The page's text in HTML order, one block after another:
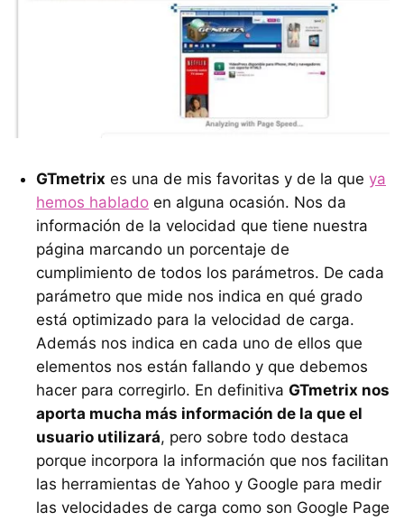
GTmetrix es una de mis favoritas y de la que ya
hemos hablado en alguna ocasión. Nos da
información de la velocidad que tiene nuestra
página marcando un porcentaje de
cumplimiento de todos los parámetros. De cada
parámetro que mide nos indica en qué grado
está optimizado para la velocidad de carga.
Además nos indica en cada uno de ellos que
elementos nos están fallando y que debemos
hacer para corregirlo. En definitiva GTmetrix nos
aporta mucha más información de la que el
usuario utilizará, pero sobre todo destaca
porque incorpora la información que nos facilitan
las herramientas de Yahoo y Google para medir
las velocidades de carga como son Google Page